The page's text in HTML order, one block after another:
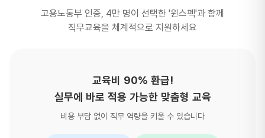
고용노동부 인증, 4만 명이 선택한 '윈스펙'과 함께
직무교육을 체계적으로 지원하세요
교육비 90% 환급!
실무에 바로 적용 가능한 맞춤형 교육
비용 부담 없이 직무 역량을 키울 수 있습니다